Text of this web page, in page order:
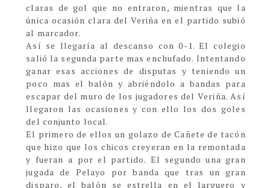
claras de gol que no entraron, mientras que la
única ocasión clara del Veriña en el partido subió
al marcador.
Así se llegaría al descanso con 0-1. El colegio
salió la segunda parte mas enchufado. Intentando
ganar esas acciones de disputas y teniendo un
poco mas el balón y abriéndolo a bandas para
escapar del muro de los jugadores del Veriña. Así
llegaron las ocasiones y con ello los dos goles
del conjunto local.
El primero de ellos un golazo de Cañete de tacón
que hizo que los chicos creyeran en la remontada
y fueran a por el partido. El segundo una gran
jugada de Pelayo por banda que tras un gran
disparo, el balón se estrella en el larguero y